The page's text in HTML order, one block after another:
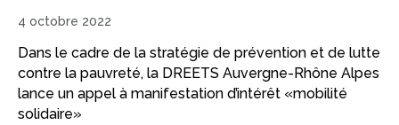
4 octobre 2022
Dans le cadre de la stratégie de prévention et de lutte
contre la pauvreté, la DREETS Auvergne-Rhône Alpes
lance un appel à manifestation d’intérêt «mobilité
solidaire»